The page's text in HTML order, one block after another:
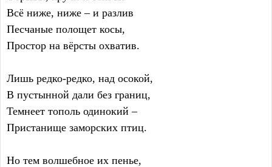
Всё ниже, ниже – и разлив
Песчаные полощет косы,
Простор на вёрсты охватив.
Лишь редко-редко, над осокой,
В пустынной дали без границ,
Темнеет тополь одинокий –
Пристанище заморских птиц.
Но тем волшебное их пенье,